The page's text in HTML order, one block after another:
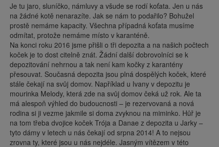
Je tu jaro, sluníčko, námluvy a všude se rodí koťata. Jen u nás
na žádné kotě nenarazíte. Jak se nám to podařilo? Bohužel
prostě nemáme kapacity. Všechna případná koťata musíme
odmítat, protože nemáme místo v karanténě.
Na konci roku 2016 jsme přišli o tři depozita a na našich počtech
koček je to dost citelně znát. Žádní další dobrovolníci se k
depozitování nehrnou a tak není kam kočky z karantény
přesouvat. Současná depozita jsou plná dospělých koček, které
stále čekají na svůj domov. Například u Ivany v depozitu je
mourinka Melody, která zde na svůj domov čeká už rok. Ale ta
má alespoň výhled do budoucnosti – je rezervovaná a nová
rodina si ji vezme jakmile si doma zvyknou na miminko. Hůř je
na tom třeba dvojice koček Trója a Danae z depozita u Jarky –
tyto dámy v letech u nás čekají od srpna 2014! A to nejsou
zrovna ty, které jsou u nás nejdéle. Jasným vítězem v této